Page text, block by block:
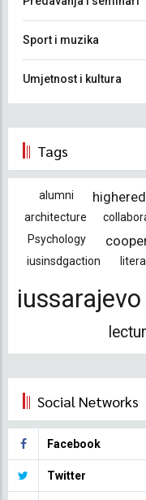
Sport i muzika
Umjetnost i kultura
Tags
alumni
architecture
Psychology
iusinsdgaction
iussarajevo
Social Networks
Facebook
Twitter